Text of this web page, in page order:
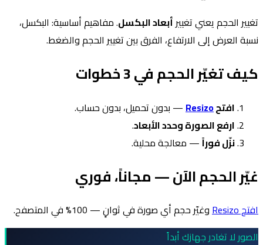
تغيير الحجم يعني تغيير أبعاد البكسل. مفاهيم أساسية: البكسل،
نسبة العرض إلى الارتفاع، الفرق بين تغيير الحجم والضغط.
كيف تغيّر الحجم في 3 خطوات
افتحResizo— بدون تحميل، بدون حساب.
ارفع الصورة وحدد الأبعاد.
نزّل فوراً— معالجة محلية.
غيّر الحجم الآن — مجاناً، فوري
افتح Resizo
وغيّر حجم أي صورة في ثوانٍ — 100% في المتصفح.
الصور لا تغادر جهازك أبداً